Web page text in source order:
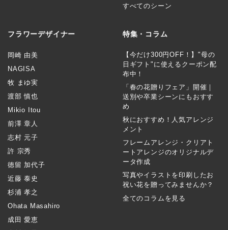
すべてのシーン
フラワーデザイナー
岡崎 由美
NAGISA
牧 まゆ実
渡部 慎也
Mikio Itou
前澤 章人
志村 元子
許 宗秀
徳留 加代子
近藤 泰史
杉浦 孝之
Ohata Masahiro
成田 愛恵
特集・コラム
【今だけ300円OFF！】"母の
日ギフト"に使えるクーポン配
布中！
「春の花贈りフェア」開催｜
送別や卒業シーンにもおすす
め
秋におすすめ！人気アレンジ
メント
フレームアレンジ・クリアト
ートアレンジのオリジナルデ
ータ作成
写真やイラストを印刷したお
祝い花を贈ってみませんか？
全てのコラムを見る